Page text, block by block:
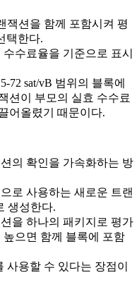
잭션을 함께 포함시켜 평
택한다.
수료율을 기준으로 표시
72 sat/vB 범위의 블록에
션이 부모의 실효 수수료
어올렸기 때문이다.
의 확인을 가속화하는 방
로 사용하는 새로운 트랜
생성한다.
을 하나의 패키지로 평가
으면 함께 블록에 포함
사용할 수 있다는 장점이